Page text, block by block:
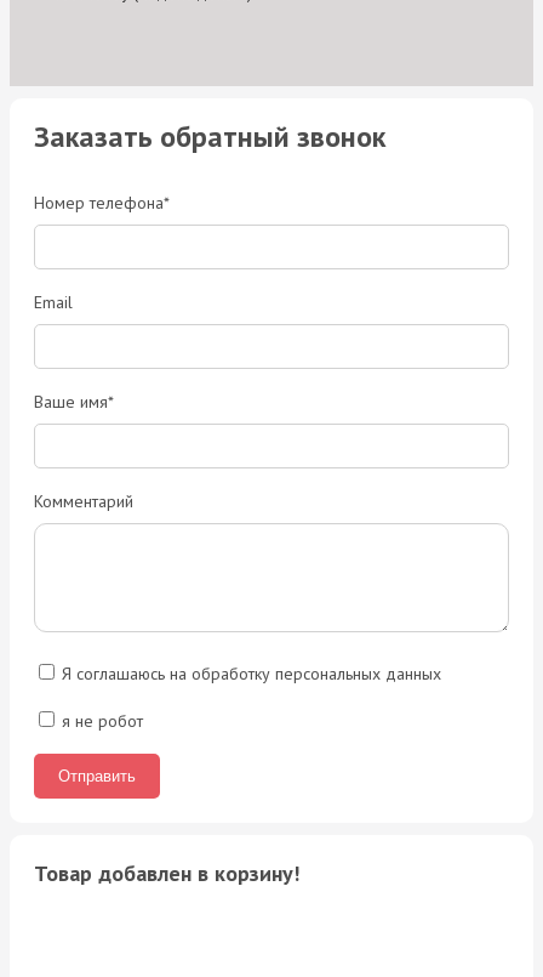
Заказать обратный звонок
Номер телефона*
Email
Ваше имя*
Комментарий
Я соглашаюсь на обработку персональных данных
я не робот
Товар добавлен в корзину!